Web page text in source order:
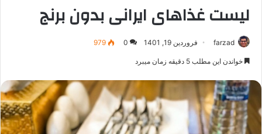
لیست غذاهای ایرانی بدون برنج
farzad فروردین 19, 1401 0
979
خواندن این مطلب 5 دقیقه زمان میبرد